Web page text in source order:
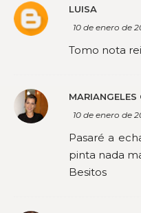
LUISA
10 de enero de
Tomo nota
MARIANGELES
10 de enero de
Pasaré a
pinta nada
Besitos